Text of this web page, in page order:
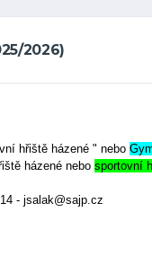
2026)
hřiště házené " nebo
házené nebo sportovní
- jsalak@sajp.cz